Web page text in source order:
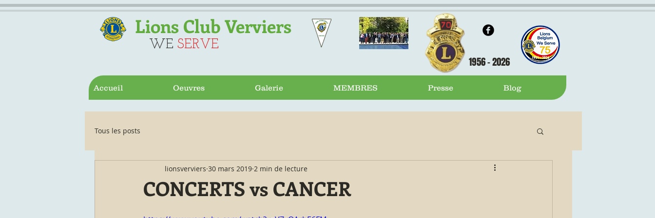
Lions Club Verviers
WE SERVE
1956 - 2026
Accueil Oeuvres Galerie MEMBRES Presse Blog
Tous les posts
CONCERTS vs CANCER
lionsverviers 30 mars 2019 2 min de lecture